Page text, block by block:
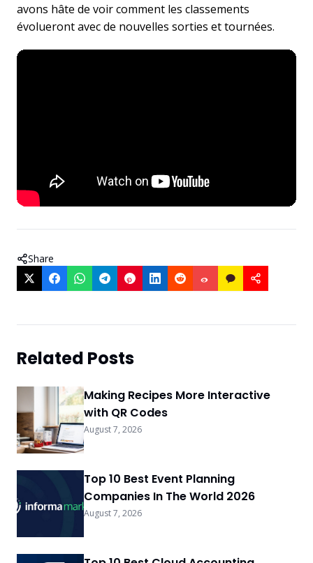
avons hâte de voir comment les classements
évolueront avec de nouvelles sorties et tournées.
Share
Related Posts
Making Recipes More Interactive
with QR Codes
August 7, 2026
Top 10 Best Event Planning
Companies In The World 2026
August 7, 2026